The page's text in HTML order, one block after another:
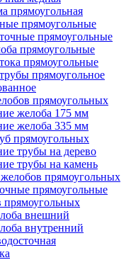
прямоугольная
прямоугольные
прямоугольные
прямоугольные
прямоугольные
прямоугольное
прямоугольных
желоба 175 мм
желоба 335 мм
прямоугольных
трубы на дерево
трубы на камень
прямоугольных
прямоугольные
внешний
внутренний